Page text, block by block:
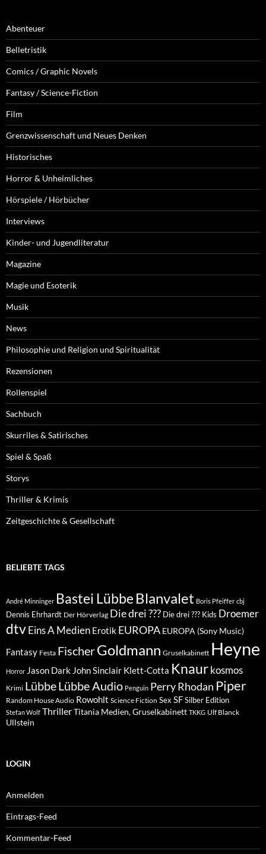
Abenteuer
Belletristik
Comics / Graphic Novels
Fantasy / Science-Fiction
Film
Grenzwissenschaft und Neues Denken
Historisches
Horror & Unheimliches
Hörspiele / Hörbücher
Interviews
Kinder- und Jugendliteratur
Magazine
Magie und Esoterik
Musik
News
Philosophie und Religion und Spiritualität
Rezensionen
Rollenspiel
Sachbuch
Skurriles & Satirisches
Spiel & Spaß
Storys
Thriller & Krimis
Zeitgeschichte & Gesellschaft
BELIEBTE TAGS
André Minninger Bastei Lübbe Blanvalet Boris Pfeiffer cbj
Dennis Ehrhardt Der Hörverlag Die drei ??? Die drei ??? Kids Droemer
dtvEins A Medien Erotik EUROPA EUROPA (Sony Music)
Fantasy Festa FischerGoldmann Gruselkabinett Heyne
Horror Jason Dark John Sinclair Klett-Cotta Knaur kosmos
Krimi LübbeLübbe Audio Penguin Perry Rhodan Piper
Random House Audio Rowohlt Science Fiction Sex SFSilber Edition
Stefan Wolf ThrillerTitania Medien, Gruselkabinett TKKG Ulf Blanck
Ullstein
LOGIN
Anmelden
Eintrags-Feed
Kommentar-Feed